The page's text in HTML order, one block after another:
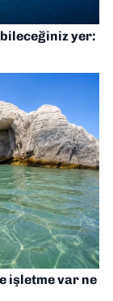
yer:
işletme var ne